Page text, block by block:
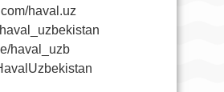
haval.uz
haval_uzb